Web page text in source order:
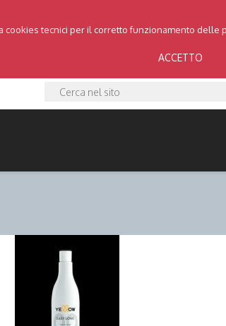
cookies tecnici per il corretto funzionamento delle
ACCETTO
DETTAGLI